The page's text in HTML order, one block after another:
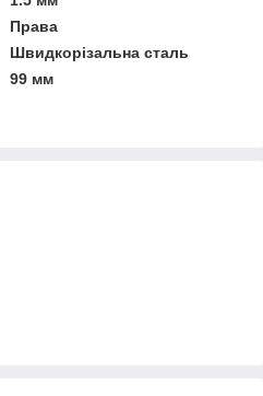
Права
Швидкорізальна сталь
99 мм